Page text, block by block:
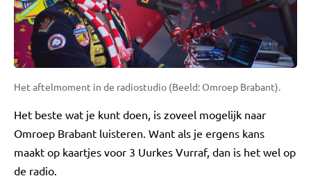
Het aftelmoment in de radiostudio (Beeld: Omroep Brabant).
Het beste wat je kunt doen, is zoveel mogelijk naar
Omroep Brabant luisteren. Want als je ergens kans
maakt op kaartjes voor 3 Uurkes Vurraf, dan is het wel op
de radio.